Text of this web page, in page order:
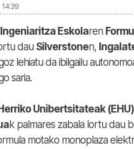
14:39
Eskolaren
dau Silverstonen,
lehiatu da ibilgailu
saria.
Unibertsitateak (EHU)
k palmares zabala lortu dau
motako monoplaza